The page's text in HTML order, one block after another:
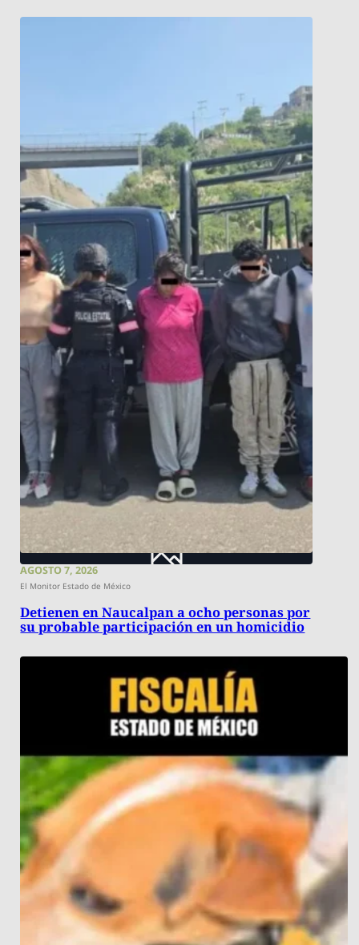
AGOSTO 7, 2026
El Monitor Estado de México
Detienen en Naucalpan a ocho personas por
su probable participación en un homicidio